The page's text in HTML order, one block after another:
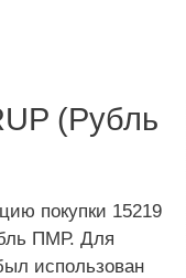
(Рубль
покупки 15219
ПМР. Для
использован